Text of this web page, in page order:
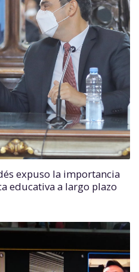
expuso la importancia
educativa a largo plazo